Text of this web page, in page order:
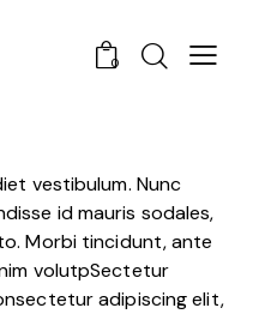
0
vestibulum. Nunc
id mauris sodales,
Morbi tincidunt, ante
volutpSectetur
adipiscing elit,